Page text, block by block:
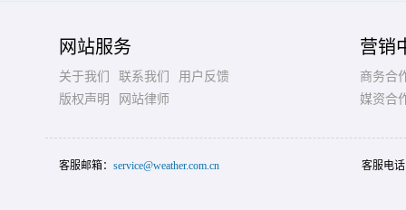
网站服务
关于我们 联系我们
用户反馈
版权声明
网站律师
营销
商务合
媒资合
客服邮箱： service@weather.com.cn 客服电